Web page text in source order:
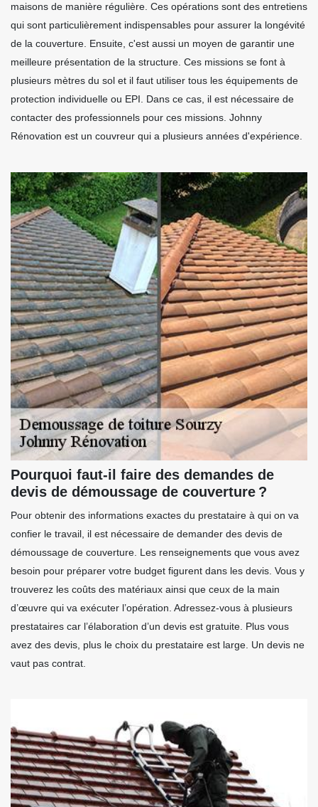
maisons de manière régulière. Ces opérations sont des entretiens
qui sont particulièrement indispensables pour assurer la longévité
de la couverture. Ensuite, c'est aussi un moyen de garantir une
meilleure présentation de la structure. Ces missions se font à
plusieurs mètres du sol et il faut utiliser tous les équipements de
protection individuelle ou EPI. Dans ce cas, il est nécessaire de
contacter des professionnels pour ces missions. Johnny
Rénovation est un couvreur qui a plusieurs années d'expérience.
Pourquoi faut-il faire des demandes de
devis de démoussage de couverture ?
Pour obtenir des informations exactes du prestataire à qui on va
confier le travail, il est nécessaire de demander des devis de
démoussage de couverture. Les renseignements que vous avez
besoin pour préparer votre budget figurent dans les devis. Vous y
trouverez les coûts des matériaux ainsi que ceux de la main
d’œuvre qui va exécuter l’opération. Adressez-vous à plusieurs
prestataires car l’élaboration d’un devis est gratuite. Plus vous
avez des devis, plus le choix du prestataire est large. Un devis ne
vaut pas contrat.